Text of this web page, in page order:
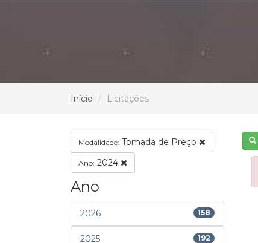
Início Licitações
Modalidade: Tomada de Preço
Ano: 2024
Ano
2026 158
2025 192